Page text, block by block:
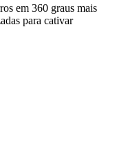
em 360 graus mais
para cativar